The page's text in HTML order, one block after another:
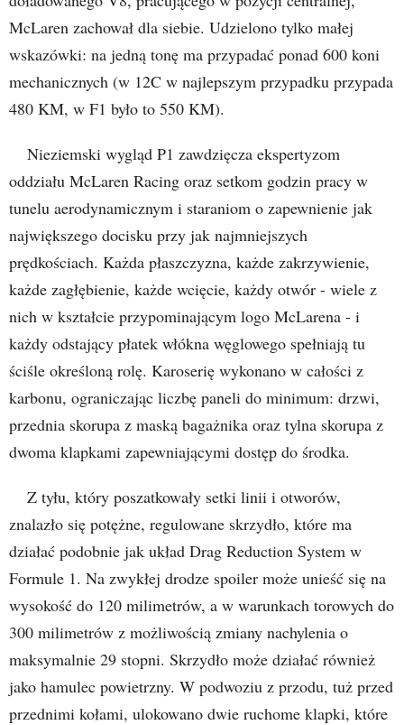
McLaren zachował dla siebie. Udzielono tylko małej
wskazówki: na jedną tonę ma przypadać ponad 600 koni
mechanicznych (w 12C w najlepszym przypadku przypada
480 KM, w F1 było to 550 KM).
Nieziemski wygląd P1 zawdzięcza ekspertyzom
oddziału McLaren Racing oraz setkom godzin pracy w
tunelu aerodynamicznym i staraniom o zapewnienie jak
największego docisku przy jak najmniejszych
prędkościach. Każda płaszczyzna, każde zakrzywienie,
każde zagłębienie, każde wcięcie, każdy otwór - wiele z
nich w kształcie przypominającym logo McLarena - i
każdy odstający płatek włókna węglowego spełniają tu
ściśle określoną rolę. Karoserię wykonano w całości z
karbonu, ograniczając liczbę paneli do minimum: drzwi,
przednia skorupa z maską bagażnika oraz tylna skorupa z
dwoma klapkami zapewniającymi dostęp do środka.
Z tyłu, który poszatkowały setki linii i otworów,
znalazło się potężne, regulowane skrzydło, które ma
działać podobnie jak układ Drag Reduction System w
Formule 1. Na zwykłej drodze spoiler może unieść się na
wysokość do 120 milimetrów, a w warunkach torowych do
300 milimetrów z możliwością zmiany nachylenia o
maksymalnie 29 stopni. Skrzydło może działać również
jako hamulec powietrzny. W podwoziu z przodu, tuż przed
przednimi kołami, ulokowano dwie ruchome klapki, które